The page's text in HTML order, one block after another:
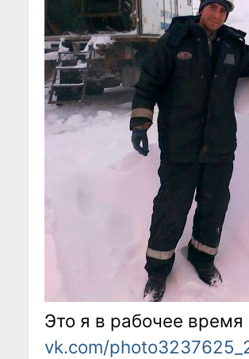
Это я в рабочее время
vk.com/